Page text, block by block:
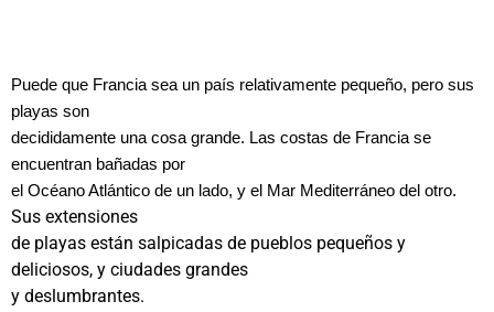
Puede que Francia sea un país relativamente pequeño, pero sus
playas son
decididamente una cosa grande. Las costas de Francia se
encuentran bañadas por
el Océano Atlántico de un lado, y el Mar Mediterráneo del otro.
Sus extensiones
de playas están salpicadas de pueblos pequeños y
deliciosos, y ciudades grandes
y deslumbrantes.